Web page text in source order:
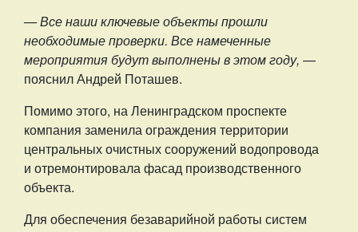
— Все наши ключевые объекты прошли
необходимые проверки. Все намеченные
мероприятия будут выполнены в этом году, —
пояснил Андрей Поташев.
Помимо этого, на Ленинградском проспекте
компания заменила ограждения территории
центральных очистных сооружений водопровода
и отремонтировала фасад производственного
объекта.
Для обеспечения безаварийной работы систем